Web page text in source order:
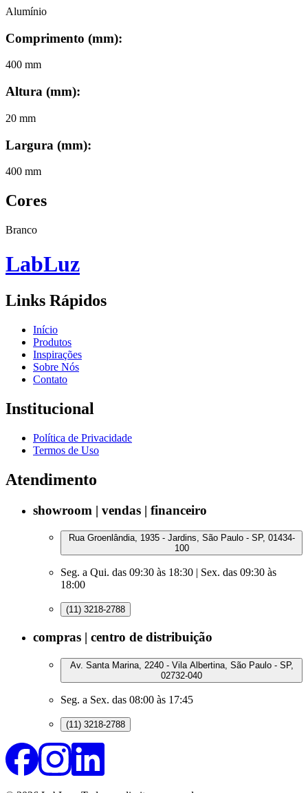
Alumínio
Comprimento (mm):
400 mm
Altura (mm):
20 mm
Largura (mm):
400 mm
Cores
Branco
LabLuz
Links Rápidos
Início
Produtos
Inspirações
Sobre Nós
Contato
Institucional
Política de Privacidade
Termos de Uso
Atendimento
showroom | vendas | financeiro
Rua Groenlândia, 1935 - Jardins, São Paulo - SP, 01434-
100
Seg. a Qui. das 09:30 às 18:30 | Sex. das 09:30 às
18:00
(11) 3218-2788
compras | centro de distribuição
Av. Santa Marina, 2240 - Vila Albertina, São Paulo - SP,
02732-040
Seg. a Sex. das 08:00 às 17:45
(11) 3218-2788